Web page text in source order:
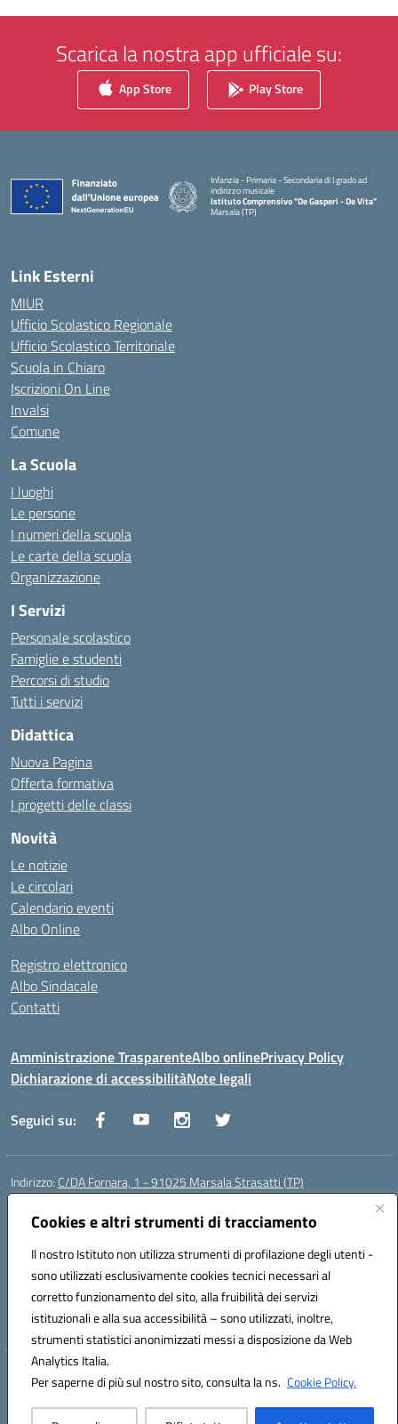
Cookies e altri strumenti di tracciamento
Il nostro Istituto non utilizza strumenti di profilazione degli utenti -
sono utilizzati esclusivamente cookies tecnici necessari al
corretto funzionamento del sito, alla fruibilità dei servizi
istituzionali e alla sua accessibilità – sono utilizzati, inoltre,
strumenti statistici anonimizzati messi a disposizione da Web
Analytics Italia.
Per saperne di più sul nostro sito, consulta la ns. Cookie Policy.
Scarica la nostra app ufficiale su:
App Store Play Store
Infanzia - Primaria - Secondaria di I grado ad
indirizzo musicale
Istituto Comprensivo "De Gasperi - De Vita"
Marsala (TP)
Link Esterni
MIUR
Ufficio Scolastico Regionale
Ufficio Scolastico Territoriale
Scuola in Chiaro
Iscrizioni On Line
Invalsi
Comune
La Scuola
I luoghi
Le persone
I numeri della scuola
Le carte della scuola
Organizzazione
I Servizi
Personale scolastico
Famiglie e studenti
Percorsi di studio
Tutti i servizi
Didattica
Nuova Pagina
Offerta formativa
I progetti delle classi
Novità
Le notizie
Le circolari
Calendario eventi
Albo Online
Registro elettronico
Albo Sindacale
Contatti
Amministrazione TrasparenteAlbo onlinePrivacy Policy
Dichiarazione di accessibilitàNote legali
Seguici su:
Indirizzo: C/DA Fornara, 1 - 91025 Marsala Strasatti (TP)
Centralino:
Posta elettronica certificata (PEC):tpic81600v@pec.istruzione.it
Codice fiscale: 82006360810
Codice meccanografico:TPIC81600V
Codice Indice delle Pubbliche Amministrazioni (IPA): istsc_tpic81600v
Codice unico di fatturazione (CUF): UFODYY
Hosting & Powered by 3D Solution S.r.l.
Concept & Design by Designers Italia